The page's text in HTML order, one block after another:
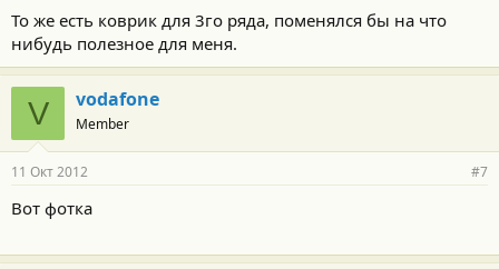
То же есть коврик для 3го ряда, поменялся бы на что
нибудь полезное для меня.
V vodafone
Member
11 Окт 2012 #7
Вот фотка